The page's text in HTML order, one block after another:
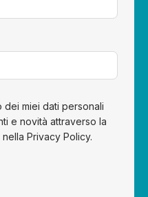
dei miei dati personali
e novità attraverso la
Privacy Policy.